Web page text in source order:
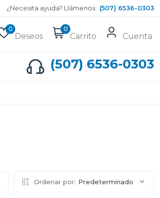
¿Necesita ayuda? Llámenos: (507) 6536-0303
0
Deseos
0
Carrito Cuenta
(507) 6536-0303
Ordenar por: Predeterminado